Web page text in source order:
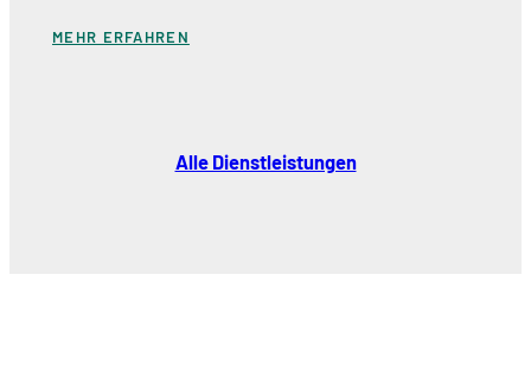
MEHR ERFAHREN
Alle Dienstleistungen